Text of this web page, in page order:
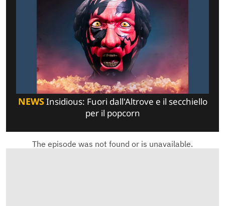
NEWSInsidious: Fuori dall'Altrove e il secchiello
per il popcorn